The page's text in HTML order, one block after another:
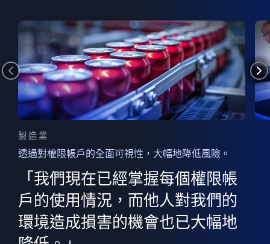
製造業
透過對權限帳戶的全面可視性，大幅地降低風險。
「我們現在已經掌握每個權限帳
戶的使用情況，而他人對我們的
環境造成損害的機會也已大幅地